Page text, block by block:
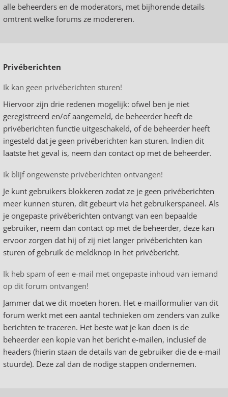
alle beheerders en de moderators, met bijhorende details
omtrent welke forums ze modereren.
Privéberichten
Ik kan geen privéberichten sturen!
Hiervoor zijn drie redenen mogelijk: ofwel ben je niet
geregistreerd en/of aangemeld, de beheerder heeft de
privéberichten functie uitgeschakeld, of de beheerder heeft
ingesteld dat je geen privéberichten kan sturen. Indien dit
laatste het geval is, neem dan contact op met de beheerder.
Ik blijf ongewenste privéberichten ontvangen!
Je kunt gebruikers blokkeren zodat ze je geen privéberichten
meer kunnen sturen, dit gebeurt via het gebruikerspaneel. Als
je ongepaste privéberichten ontvangt van een bepaalde
gebruiker, neem dan contact op met de beheerder, deze kan
ervoor zorgen dat hij of zij niet langer privéberichten kan
sturen of gebruik de meldknop in het privébericht.
Ik heb spam of een e-mail met ongepaste inhoud van iemand
op dit forum ontvangen!
Jammer dat we dit moeten horen. Het e-mailformulier van dit
forum werkt met een aantal technieken om zenders van zulke
berichten te traceren. Het beste wat je kan doen is de
beheerder een kopie van het bericht e-mailen, inclusief de
headers (hierin staan de details van de gebruiker die de e-mail
stuurde). Deze zal dan de nodige stappen ondernemen.